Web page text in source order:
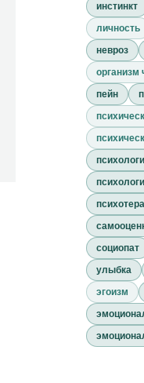
инстинкт
личность
невроз
организм
пейн
социопат
улыбка
эгоизм